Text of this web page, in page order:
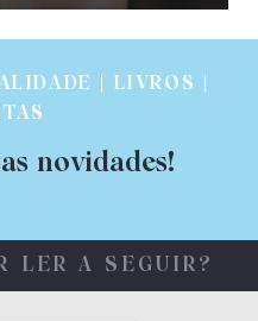
| LIVROS |
novidades!
LER A SEGUIR?